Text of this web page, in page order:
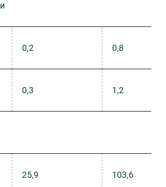
0,2 0,8
0,3 1,2
25,9 103,6